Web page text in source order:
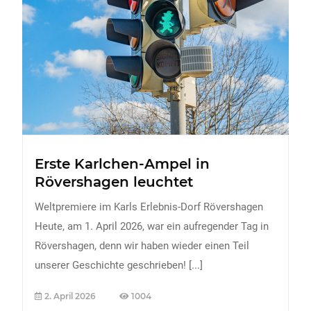
FREIZEIT
Veranstaltungen
Essen & Trinken
ERDBEEREN
Erste Karlchen-Ampel in
Rövershagen leuchtet
Weltpremiere im Karls Erlebnis-Dorf Rövershagen
Heute, am 1. April 2026, war ein aufregender Tag in
Rövershagen, denn wir haben wieder einen Teil
unserer Geschichte geschrieben! [...]
2. April 2026 1004